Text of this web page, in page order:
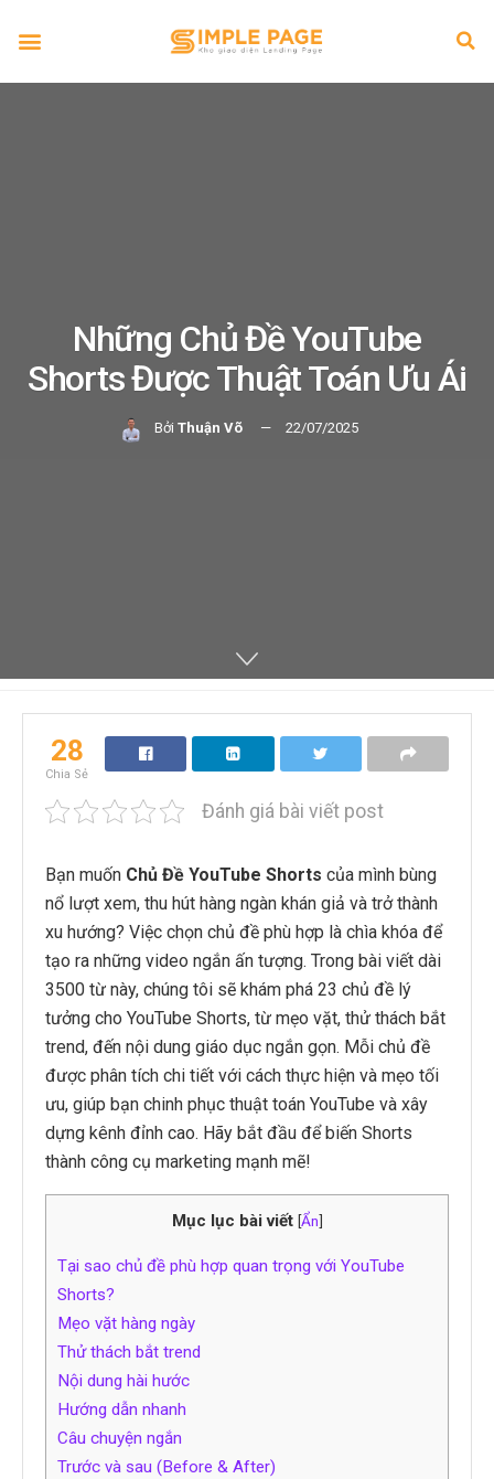
Những Chủ Đề YouTube
Shorts Được Thuật Toán Ưu Ái
Bởi Thuận Võ 22/07/2025
28
Chia Sẻ
Đánh giá bài viết post
Bạn muốn Chủ Đề YouTube Shorts của mình bùng
nổ lượt xem, thu hút hàng ngàn khán giả và trở thành
xu hướng? Việc chọn chủ đề phù hợp là chìa khóa để
tạo ra những video ngắn ấn tượng. Trong bài viết dài
3500 từ này, chúng tôi sẽ khám phá 23 chủ đề lý
tưởng cho YouTube Shorts, từ mẹo vặt, thử thách bắt
trend, đến nội dung giáo dục ngắn gọn. Mỗi chủ đề
được phân tích chi tiết với cách thực hiện và mẹo tối
ưu, giúp bạn chinh phục thuật toán YouTube và xây
dựng kênh đỉnh cao. Hãy bắt đầu để biến Shorts
thành công cụ marketing mạnh mẽ!
Mục lục bài viết [Ẩn]
Tại sao chủ đề phù hợp quan trọng với YouTube
Shorts?
Mẹo vặt hàng ngày
Thử thách bắt trend
Nội dung hài hước
Hướng dẫn nhanh
Câu chuyện ngắn
Trước và sau (Before & After)